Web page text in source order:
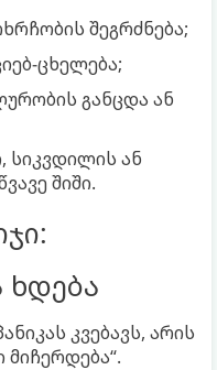
შეგრძნება;
ცხელება;
განცდა ან
ან
შიში.
ხდება
კვებავს, არის
მიჩერდება“.